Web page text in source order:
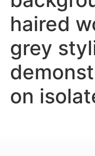
haired
grey
on